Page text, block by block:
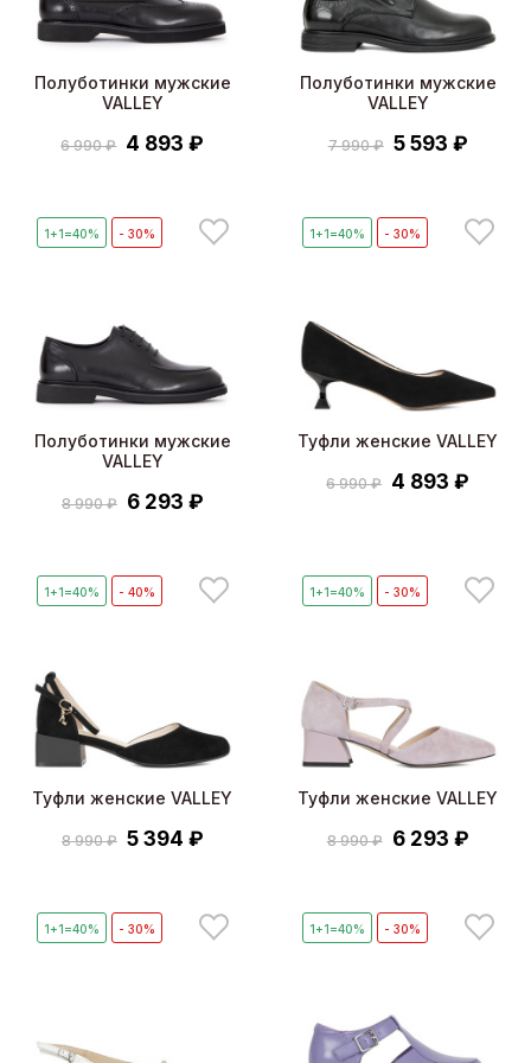
Полуботинки мужские
VALLEY
6 990 ₽ 4 893 ₽
Полуботинки мужские
VALLEY
7 990 ₽ 5 593 ₽
1+1=40% - 30%
Полуботинки мужские
VALLEY
8 990 ₽ 6 293 ₽
1+1=40% - 30%
Туфли женские VALLEY
6 990 ₽ 4 893 ₽
1+1=40% - 40%
Туфли женские VALLEY
8 990 ₽ 5 394 ₽
1+1=40% - 30%
Туфли женские VALLEY
8 990 ₽ 6 293 ₽
1+1=40% - 30% 1+1=40% - 30%